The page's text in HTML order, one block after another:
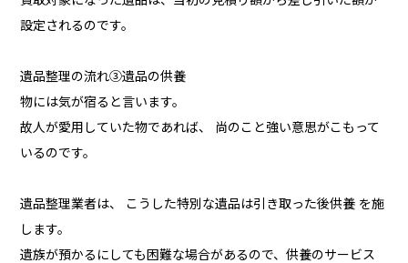
設定されるのです。
遺品整理の流れ③遺品の供養
物には気が宿ると言います。
故人が愛用していた物であれば、 尚のこと強い意思がこもって
いるのです。
遺品整理業者は、 こうした特別な遺品は引き取った後供養 を施
します。
遺族が預かるにしても困難な場合があるので、供養のサービス